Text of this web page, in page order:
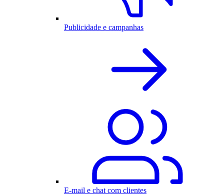
Publicidade e campanhas
E-mail e chat com clientes